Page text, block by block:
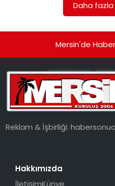
Daha fazla
Mersin'de
Reklam & İşbirliği:
Hakkımızda
İletişimKünye